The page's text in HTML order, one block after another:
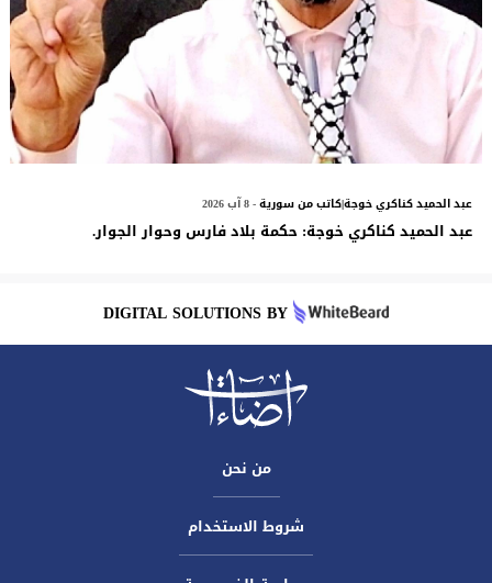
عبد الحميد كناكري خوجة|كاتب من سورية- 8 آب 2026
عبد الحميد كناكري خوجة: حكمة بلاد فارس وحوار الجوار.
DIGITAL SOLUTIONS BY
من نحن
شروط الاستخدام